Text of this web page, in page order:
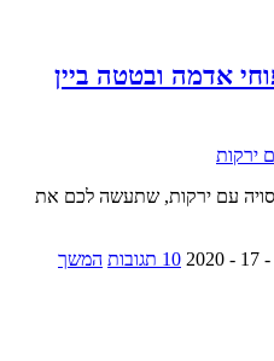
אדמה ובטטה ביין
סויה עם ירקות, שתעשה לכם את
10 תגובות המשך